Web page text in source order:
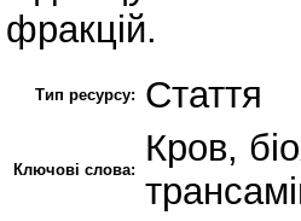
фракцій.
Тип ресурсу: Стаття
Ключові слова:
Кров,